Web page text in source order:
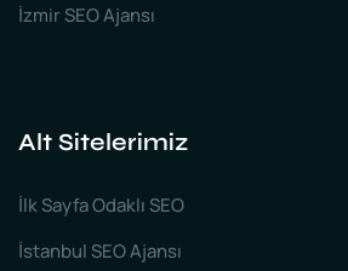
İzmir SEO Ajansı
Alt Sitelerimiz
İlk Sayfa Odaklı SEO
İstanbul SEO Ajansı